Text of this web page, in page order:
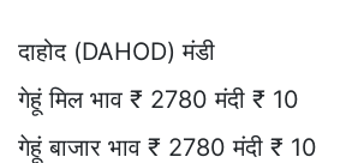
दाहोद (DAHOD) मंडी
गेहूं मिल भाव ₹ 2780 मंदी ₹ 10
गेहूं बाजार भाव ₹ 2780 मंदी ₹ 10